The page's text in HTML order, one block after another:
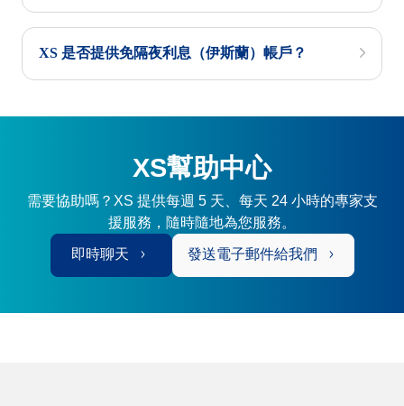
XS 是否提供免隔夜利息（伊斯蘭）帳戶？
XS幫助中心
需要協助嗎？XS 提供每週 5 天、每天 24 小時的專家支
援服務，隨時隨地為您服務。
即時聊天 發送電子郵件給我們